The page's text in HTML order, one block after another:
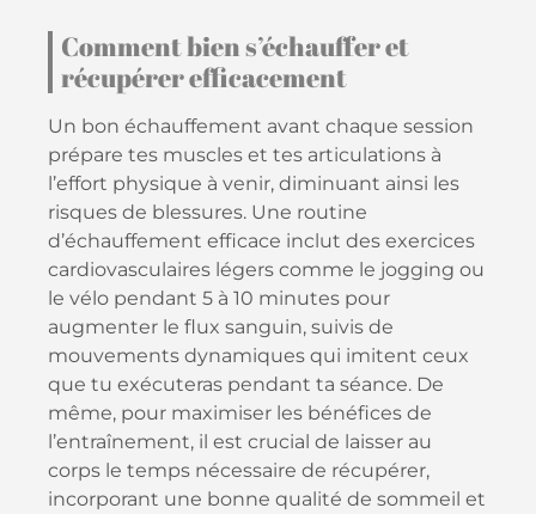
Comment bien s’échauffer et
récupérer efficacement
Un bon échauffement avant chaque session
prépare tes muscles et tes articulations à
l’effort physique à venir, diminuant ainsi les
risques de blessures. Une routine
d’échauffement efficace inclut des exercices
cardiovasculaires légers comme le jogging ou
le vélo pendant 5 à 10 minutes pour
augmenter le flux sanguin, suivis de
mouvements dynamiques qui imitent ceux
que tu exécuteras pendant ta séance. De
même, pour maximiser les bénéfices de
l’entraînement, il est crucial de laisser au
corps le temps nécessaire de récupérer,
incorporant une bonne qualité de sommeil et